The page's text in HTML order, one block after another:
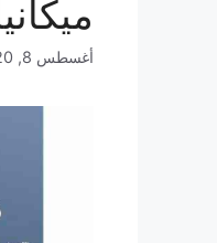
أغسطس 8, 2020